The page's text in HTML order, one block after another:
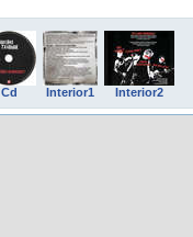
Cd Interior1 Interior2